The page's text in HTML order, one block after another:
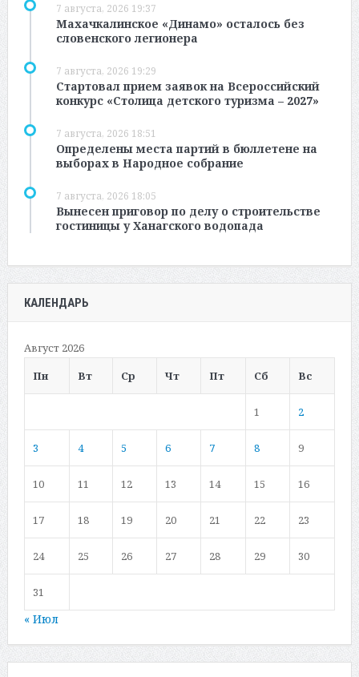
7 августа, 2026 19:37
Махачкалинское «Динамо» осталось без
словенского легионера
7 августа, 2026 19:29
Стартовал прием заявок на Всероссийский
конкурс «Столица детского туризма – 2027»
7 августа, 2026 18:51
Определены места партий в бюллетене на
выборах в Народное собрание
7 августа, 2026 18:05
Вынесен приговор по делу о строительстве
гостиницы у Ханагского водопада
КАЛЕНДАРЬ
Август 2026
Пн
Вт Ср Чт Пт Сб Вс
1 2
3 4 5 6 7 8 9
10 11 12 13 14 15 16
17 18 19 20 21 22 23
24 25 26 27 28 29 30
31
« Июл